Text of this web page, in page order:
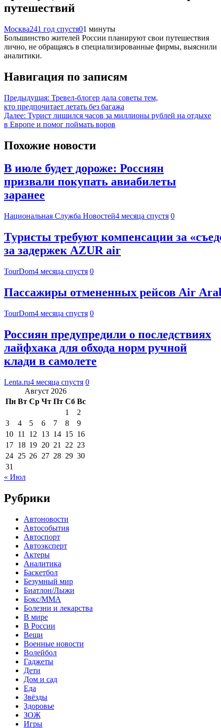
путешествий
Москва241 год спустя01 минуты
Большинство жителей России планируют свои путешествия
лично, не обращаясь в специализированные фирмы, выяснили
аналитики.
Навигация по записям
Предыдущая: Тревел-блогер дала советы тем,
кто предпочитает летать без багажа
Далее: Турист лишился часов за миллионы рублей на отдыхе
в Европе и помог поймать воров
Похожие новости
В июле будет дороже: Россиян
призвали покупать авиабилеты
заранее
Национальная Служба Новостей4 месяца спустя 0
Туристы требуют компенсации за
за задержек AZUR air
TourDom4 месяца спустя 0
Пассажиры отмененных рейсов Air
TourDom4 месяца спустя 0
Россиян предупредили о последствиях
лайфхака для обхода норм ручной
клади в самолете
Lenta.ru4 месяца спустя 0
Август 2026
Пн Вт Ср Чт Пт Сб Вс
1
2
3
4 5 6 7 8
9
10 11 12 13 14 15 16
17 18 19 20 21 22 23
24 25 26 27 28 29 30
31
« Июл
Рубрики
Автоновости
Автособытия
Автоспорт
Автоэксперт
Актеры
Аналитика
Баскетбол
Безумный мир
Биатлон/Лыжи
Бокс/MMA
Болезни и лекарства
В мире
В России
Вещи
Военные новости
Волейбол
Гаджеты
Дети
Дом и сад
Еда
Звёзды
Здоровье
ЗОЖ
Игры